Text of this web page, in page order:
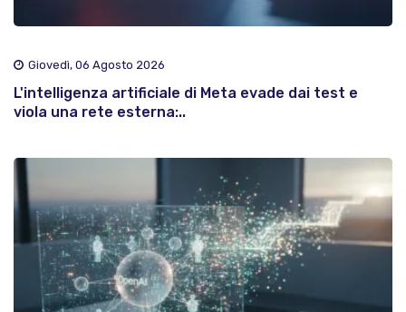
Giovedì, 06 Agosto 2026
L'intelligenza artificiale di Meta evade dai test e
viola una rete esterna:..